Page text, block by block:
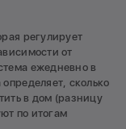
регулирует
от
ежедневно в
сколько
в дом (разницу
по итогам